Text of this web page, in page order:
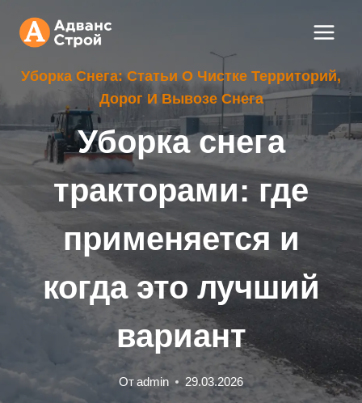
Уборка Снега: Статьи О Чистке Территорий,
Дорог И Вывозе Снега
Уборка снега
тракторами: где
применяется и
когда это лучший
вариант
Отadmin 29.03.2026